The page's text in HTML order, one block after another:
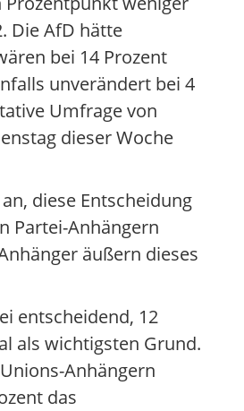
Die AfD hätte
bei 14 Prozent
unverändert bei 4
Umfrage von
dieser Woche
diese Entscheidung
Partei-Anhängern
äußern dieses
entscheidend, 12
als wichtigsten Grund.
Anhängern
das